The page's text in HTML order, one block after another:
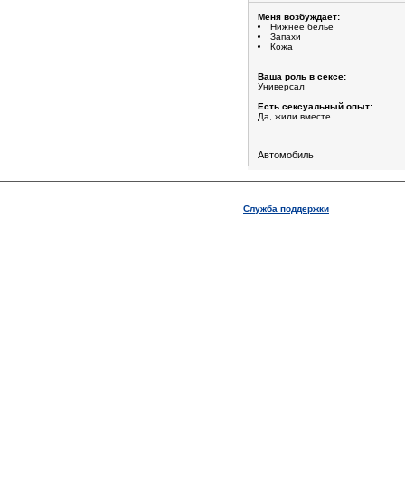
Меня возбуждает:
Нижнее белье
Запахи
Кожа
Ваша роль в сексе:
Универсал
Есть сексуальный опыт:
Да, жили вместе
Автомобиль
Служба поддержки